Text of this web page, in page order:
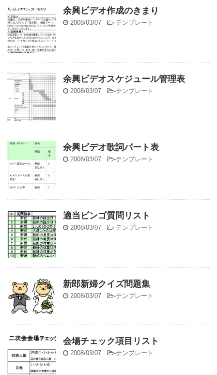
余興ビデオ作成のきまり
2008/03/07 -テンプレート
余興ビデオスケジュール管理表
2008/03/07 -テンプレート
余興ビデオ歌詞パート表
2008/03/07 -テンプレート
適当ビンゴ質問リスト
2008/03/07 -テンプレート
新郎新婦クイズ問題集
2008/03/07 -テンプレート
会場チェック項目リスト
2008/03/07 -テンプレート